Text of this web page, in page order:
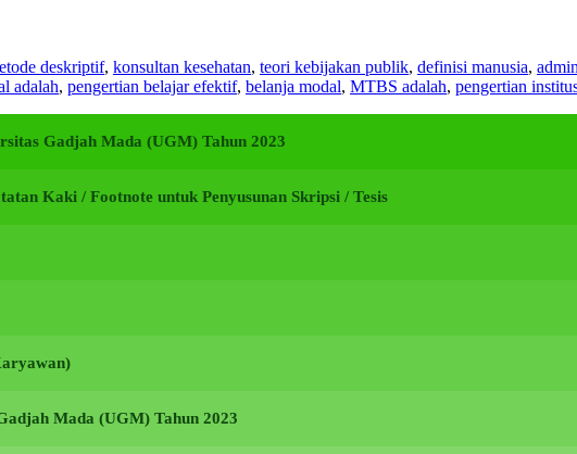
deskriptif, konsultan kesehatan, teori kebijakan publik, definisi manusia,
adalah, pengertian belajar efektif, belanja modal, MTBS adalah, pengertian
Gadjah Mada (UGM) Tahun 2023
Kaki / Footnote untuk Penyusunan Skripsi / Tesis
Mada (UGM) Tahun 2023